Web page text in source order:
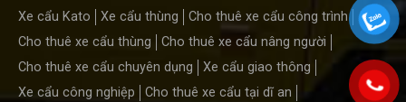
Xe cẩu Kato Xe cẩu thùng
Cho thuê xe cẩu công trình
Cho thuê xe cẩu thùng
Cho thuê xe cẩu nâng người
Cho thuê xe cẩu chuyên dụng
Xe cẩu giao thông
Xe cẩu công nghiệp
Cho thuê xe cẩu tại dĩ an